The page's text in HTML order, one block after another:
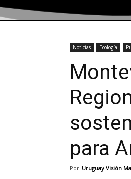
Noticias Ecología
para
Por Uruguay Visión